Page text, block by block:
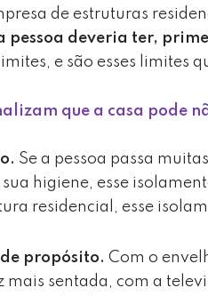
de estruturas
pessoa deveria ter,
e são esses limites
que a casa pode
Se a pessoa passa
higiene, esse
residencial, esse
propósito. Com o
mais sentada, com a